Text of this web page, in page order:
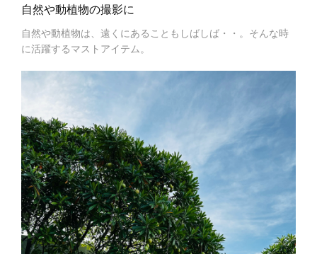
自然や動植物の撮影に
自然や動植物は、遠くにあることもしばしば・・。そんな時
に活躍するマストアイテム。